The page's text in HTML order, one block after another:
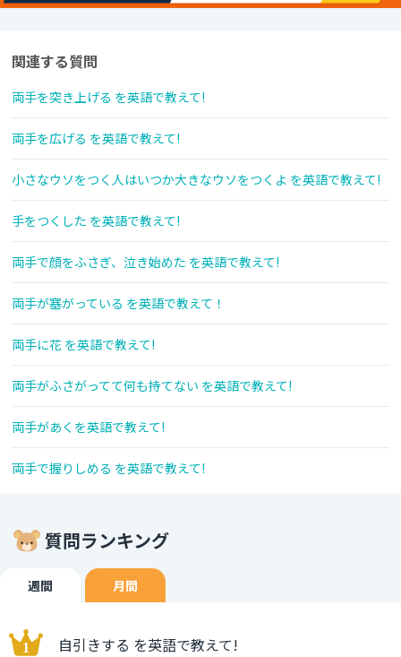
関連する質問
両手を突き上げる を英語で教えて!
両手を広げる を英語で教えて!
小さなウソをつく人はいつか大きなウソをつくよ を英語で教えて!
手をつくした を英語で教えて!
両手で顔をふさぎ、泣き始めた を英語で教えて!
両手が塞がっている を英語で教えて！
両手に花 を英語で教えて!
両手がふさがってて何も持てない を英語で教えて!
両手があくを英語で教えて!
両手で握りしめる を英語で教えて!
質問ランキング
週間 月間
自引きする を英語で教えて!